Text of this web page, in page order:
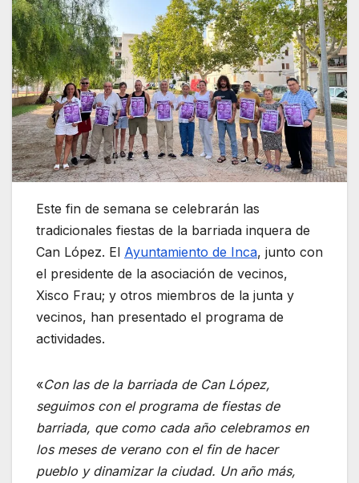
Este fin de semana se celebrarán las
tradicionales fiestas de la barriada inquera de
Can López. El Ayuntamiento de Inca, junto con
el presidente de la asociación de vecinos,
Xisco Frau; y otros miembros de la junta y
vecinos, han presentado el programa de
actividades.
«Con las de la barriada de Can López,
seguimos con el programa de fiestas de
barriada, que como cada año celebramos en
los meses de verano con el fin de hacer
pueblo y dinamizar la ciudad. Un año más,